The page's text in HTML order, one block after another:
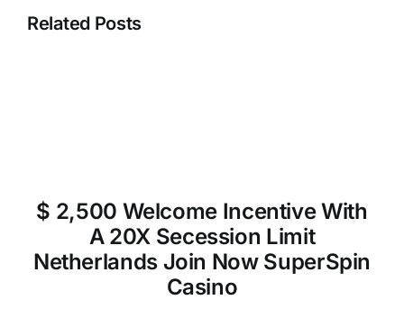
Related Posts
$ 2,500 Welcome Incentive With
A 20X Secession Limit
Netherlands Join Now SuperSpin
Casino